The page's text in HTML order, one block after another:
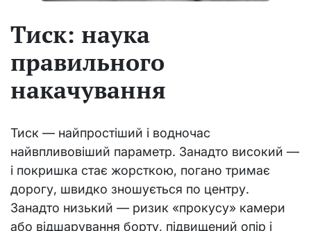
Тиск: наука
правильного
накачування
Тиск — найпростіший і водночас
найвпливовіший параметр. Занадто високий —
і покришка стає жорсткою, погано тримає
дорогу, швидко зношується по центру.
Занадто низький — ризик «прокусу» камери
або відшарування борту, підвищений опір і